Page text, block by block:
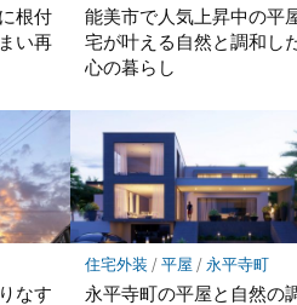
根付
い再
能美市で人気上昇中の平
宅が叶える自然と調和し
心の暮らし
なす
住宅外装 /平屋/永平寺町
永平寺町の平屋と自然の